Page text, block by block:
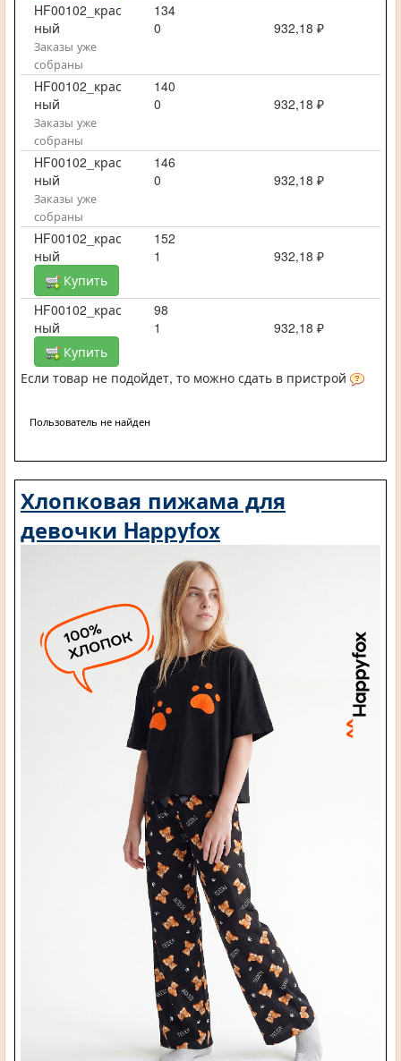
HF00102_крас
ный
134
0
932,18 ₽
Заказы уже
собраны
HF00102_крас
ный
140
0
932,18 ₽
Заказы уже
собраны
HF00102_крас
ный
146
0
932,18 ₽
Заказы уже
собраны
HF00102_крас
ный
152
1
932,18 ₽
Купить
HF00102_крас
ный
98
1
932,18 ₽
Купить
Если товар не подойдет, то можно сдать в пристрой
Пользователь не найден
Хлопковая пижама для
девочки Happyfox